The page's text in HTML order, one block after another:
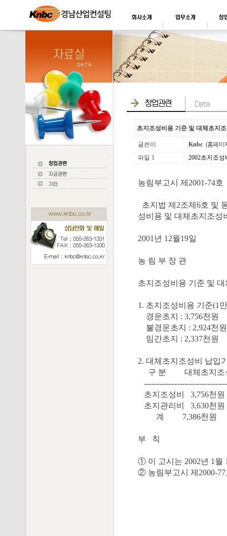
초지조성비용 기준 및 대체초지
글쓴이 Knbc (홈페이
파일 1
2002초지조
농림부고시 제2001-74호
초지법 제2조제6호 및
성비용 및 대체초지조성
2001년 12월19일
농 림 부 장 관
초지조성비용 기준 및
1. 초지조성비용 기준(1
경운초지 : 3,756천원
불경운초지 : 2,924천원
임간초지 : 2,337천원
2. 대체초지조성비 납입
구 분 대체초지조
초지조성비 3,756천원
초지관리비 3,630천원
계 7,386천원
부 칙
① 이 고시는 2002년 1월
② 농림부고시 제2000-